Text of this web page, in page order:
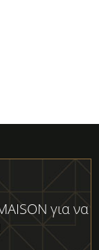
για να